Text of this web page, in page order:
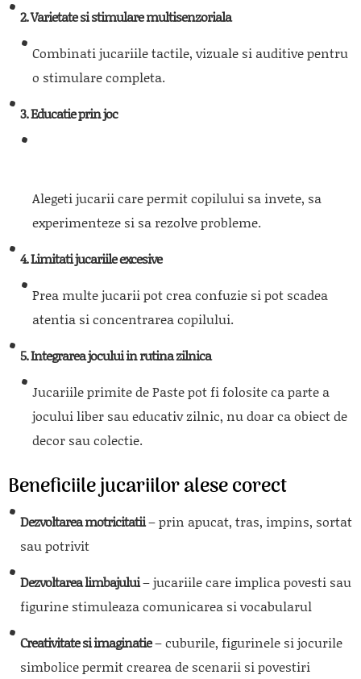
2. Varietate si stimulare multisenzoriala
Combinati jucariile tactile, vizuale si auditive pentru
o stimulare completa.
3. Educatie prin joc
Alegeti jucarii care permit copilului sa invete, sa
experimenteze si sa rezolve probleme.
4. Limitati jucariile excesive
Prea multe jucarii pot crea confuzie si pot scadea
atentia si concentrarea copilului.
5. Integrarea jocului in rutina zilnica
Jucariile primite de Paste pot fi folosite ca parte a
jocului liber sau educativ zilnic, nu doar ca obiect de
decor sau colectie.
Beneficiile jucariilor alese corect
Dezvoltarea motricitatii– prin apucat, tras, impins, sortat
sau potrivit
Dezvoltarea limbajului– jucariile care implica povesti sau
figurine stimuleaza comunicarea si vocabularul
Creativitate si imaginatie– cuburile, figurinele si jocurile
simbolice permit crearea de scenarii si povestiri